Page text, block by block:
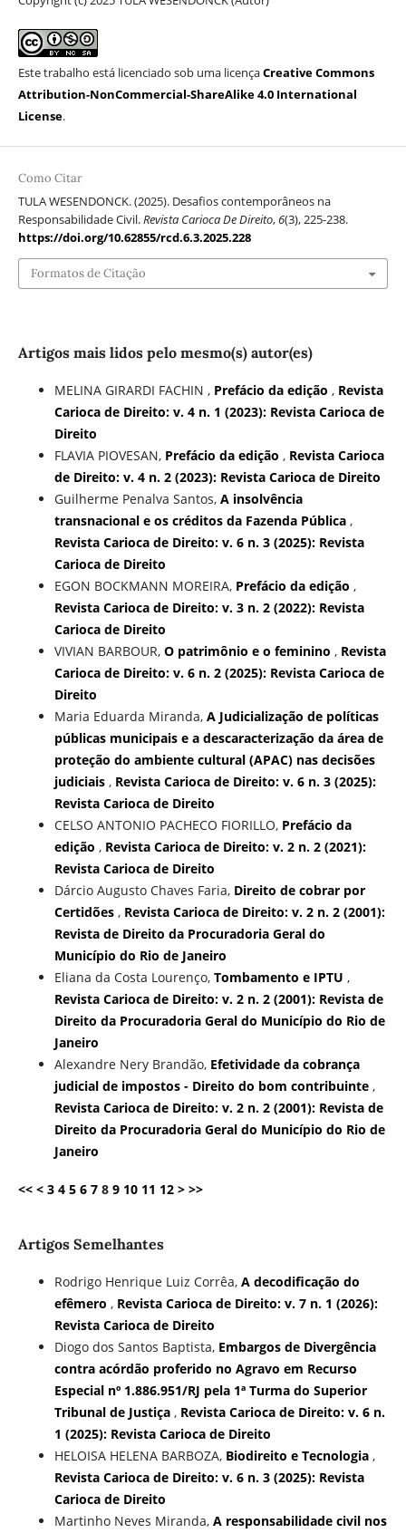
Este trabalho está licenciado sob uma licençaCreative Commons
Attribution-NonCommercial-ShareAlike 4.0 International
License.
Como Citar
TULA WESENDONCK. (2025). Desafios contemporâneos na
Responsabilidade Civil.Revista Carioca De Direito,6(3), 225-238.
https://doi.org/10.62855/rcd.6.3.2025.228
Formatos de Citação
Artigos mais lidos pelo mesmo(s) autor(es)
MELINA GIRARDI FACHIN , Prefácio da edição , Revista
Carioca de Direito: v. 4 n. 1 (2023): Revista Carioca de
Direito
FLAVIA PIOVESAN, Prefácio da edição , Revista Carioca
de Direito: v. 4 n. 2 (2023): Revista Carioca de Direito
Guilherme Penalva Santos, A insolvência
transnacional e os créditos da Fazenda Pública ,
Revista Carioca de Direito: v. 6 n. 3 (2025): Revista
Carioca de Direito
EGON BOCKMANN MOREIRA, Prefácio da edição ,
Revista Carioca de Direito: v. 3 n. 2 (2022): Revista
Carioca de Direito
VIVIAN BARBOUR, O patrimônio e o feminino , Revista
Carioca de Direito: v. 6 n. 2 (2025): Revista Carioca de
Direito
Maria Eduarda Miranda, A Judicialização de políticas
públicas municipais e a descaracterização da área de
proteção do ambiente cultural (APAC) nas decisões
judiciais , Revista Carioca de Direito: v. 6 n. 3 (2025):
Revista Carioca de Direito
CELSO ANTONIO PACHECO FIORILLO, Prefácio da
edição , Revista Carioca de Direito: v. 2 n. 2 (2021):
Revista Carioca de Direito
Dárcio Augusto Chaves Faria, Direito de cobrar por
Certidões , Revista Carioca de Direito: v. 2 n. 2 (2001):
Revista de Direito da Procuradoria Geral do
Município do Rio de Janeiro
Eliana da Costa Lourenço, Tombamento e IPTU ,
Revista Carioca de Direito: v. 2 n. 2 (2001): Revista de
Direito da Procuradoria Geral do Município do Rio de
Janeiro
Alexandre Nery Brandão, Efetividade da cobrança
judicial de impostos - Direito do bom contribuinte ,
Revista Carioca de Direito: v. 2 n. 2 (2001): Revista de
Direito da Procuradoria Geral do Município do Rio de
Janeiro
<< < 3 4 5 6 7 8 9 10 11 12 > >>
Artigos Semelhantes
Rodrigo Henrique Luiz Corrêa, A decodificação do
efêmero , Revista Carioca de Direito: v. 7 n. 1 (2026):
Revista Carioca de Direito
Diogo dos Santos Baptista, Embargos de Divergência
contra acórdão proferido no Agravo em Recurso
Especial nº 1.886.951/RJ pela 1ª Turma do Superior
Tribunal de Justiça , Revista Carioca de Direito: v. 6 n.
1 (2025): Revista Carioca de Direito
HELOISA HELENA BARBOZA, Biodireito e Tecnologia ,
Revista Carioca de Direito: v. 6 n. 3 (2025): Revista
Carioca de Direito
Martinho Neves Miranda, A responsabilidade civil nos